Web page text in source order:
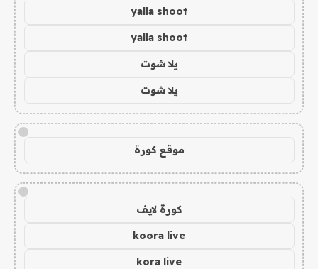
yalla shoot
yalla shoot
يلا شوت
يلا شوت
!
موقع كورة
!
كورة لايف
koora live
kora live